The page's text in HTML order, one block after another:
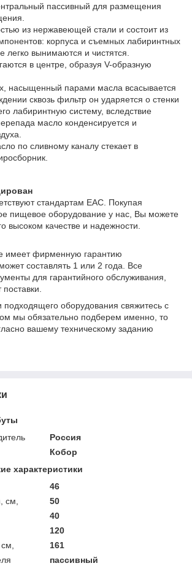
пассивный для размещения
из нержавеющей стали и состоит из
корпуса и съемных лабиринтных
легко вынимаются и чистятся.
в центре, образуя V-образную
насыщенный парами масла всасывается
сквозь фильтр он ударяется о стенки
лабиринтную систему, вследствие
масло конденсируется и
по сливному каналу стекает в
стандартам EAC. Покупая
пищевое оборудование у нас, Вы можете
высоком качестве и надежности.
имеет фирменную гарантию
составлять 1 или 2 года. Все
для гарантийного обслуживания,
оборудования свяжитесь с
мы обязательно подберем именно, то
вашему техническому заданию
Россия
Кобор
характеристики
46
см,
50
40
120
161
пассивный